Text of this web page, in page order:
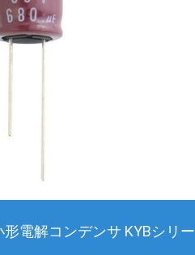
電解コンデンサ KYBシリー